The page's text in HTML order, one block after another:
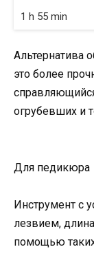
1 h 55 min
это более
огрубевших и
Для педикюра
Инструмент с
лезвием,
помощью